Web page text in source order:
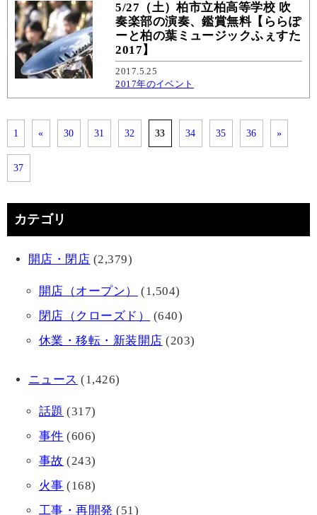
5/27（土）柏市立柏高等学校 吹
奏楽部の演奏、鑑賞無料【ららぽ
ーと柏の葉ミュージックふぇすた
2017】
2017.5.25
2017年のイベント
1 « 30 31 32 33 34 35 36 »
37
カテゴリ
開店・閉店 (2,379)
開店（オープン）
(1,504)
閉店（クローズド）
(640)
休業・移転・新装開店 (203)
ニュース (1,426)
話題 (317)
事件 (606)
事故 (243)
火事 (168)
工事・再開発 (51)